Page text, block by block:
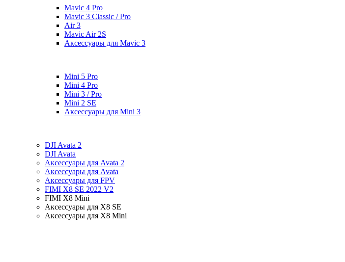
Mavic 4 Pro
Mavic 3 Classic / Pro
Air 3
Mavic Air 2S
Аксессуары для Mavic 3
Mini 5 Pro
Mini 4 Pro
Mini 3 / Pro
Mini 2 SE
Аксессуары для Mini 3
DJI Avata 2
DJI Avata
Аксессуары для Avata 2
Аксессуары для Avata
Аксессуары для FPV
FIMI X8 SE 2022 V2
FIMI X8 Mini
Аксессуары для X8 SE
Аксессуары для X8 Mini